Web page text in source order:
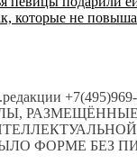
которые не
РАЗМЕЩЁННЫЕ
ФОРМЕ БЕЗ